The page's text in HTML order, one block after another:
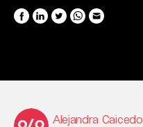
Alejandra Caicedo